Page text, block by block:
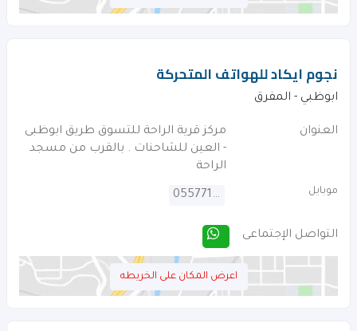
نجوم ايكاد للهواتف المتحركة
ابوظبي - المفرق
العنوان
مركز قرية الراحة للتسوق طريق ابوظبى
- العين للشاحنات . بالقرب من مسجد
الراحة
موبايل 0557711155
التواصل الإجتماعى
اعرض المكان على الخريطه